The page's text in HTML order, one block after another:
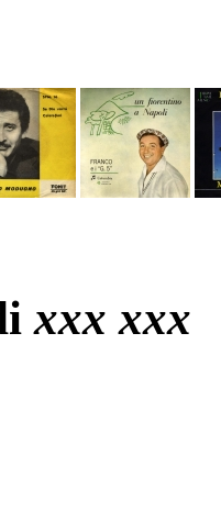
xxx xxx